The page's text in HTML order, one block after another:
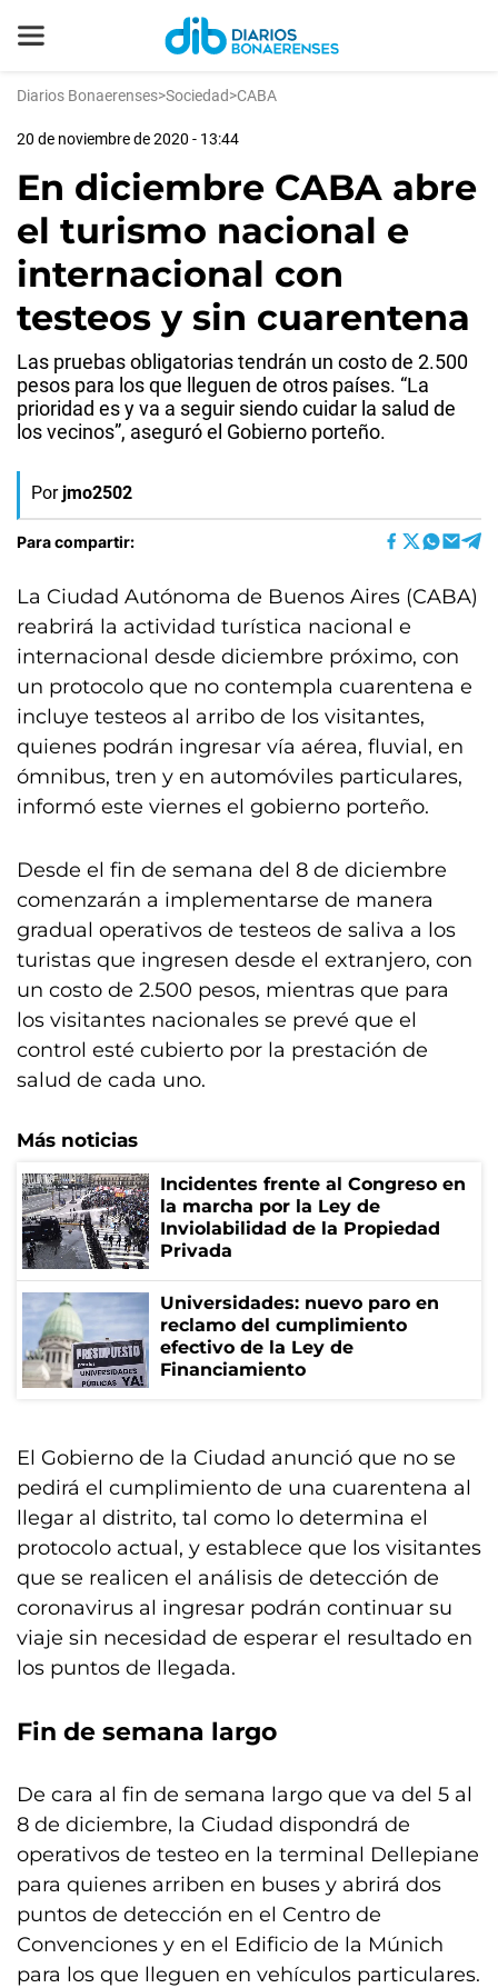
Diarios Bonaerenses>Sociedad>CABA
20 de noviembre de 2020 - 13:44
En diciembre CABA abre
el turismo nacional e
internacional con
testeos y sin cuarentena
Las pruebas obligatorias tendrán un costo de 2.500
pesos para los que lleguen de otros países. “La
prioridad es y va a seguir siendo cuidar la salud de
los vecinos”, aseguró el Gobierno porteño.
Por jmo2502
Para compartir:
La Ciudad Autónoma de Buenos Aires (CABA)
reabrirá la actividad turística nacional e
internacional desde diciembre próximo, con
un protocolo que no contempla cuarentena e
incluye testeos al arribo de los visitantes,
quienes podrán ingresar vía aérea, fluvial, en
ómnibus, tren y en automóviles particulares,
informó este viernes el gobierno porteño.
Desde el fin de semana del 8 de diciembre
comenzarán a implementarse de manera
gradual operativos de testeos de saliva a los
turistas que ingresen desde el extranjero, con
un costo de 2.500 pesos, mientras que para
los visitantes nacionales se prevé que el
control esté cubierto por la prestación de
salud de cada uno.
Más noticias
Incidentes frente al Congreso en
la marcha por la Ley de
Inviolabilidad de la Propiedad
Privada
Universidades: nuevo paro en
reclamo del cumplimiento
efectivo de la Ley de
Financiamiento
El Gobierno de la Ciudad anunció que no se
pedirá el cumplimiento de una cuarentena al
llegar al distrito, tal como lo determina el
protocolo actual, y establece que los visitantes
que se realicen el análisis de detección de
coronavirus al ingresar podrán continuar su
viaje sin necesidad de esperar el resultado en
los puntos de llegada.
Fin de semana largo
De cara al fin de semana largo que va del 5 al
8 de diciembre, la Ciudad dispondrá de
operativos de testeo en la terminal Dellepiane
para quienes arriben en buses y abrirá dos
puntos de detección en el Centro de
Convenciones y en el Edificio de la Múnich
para los que lleguen en vehículos particulares.